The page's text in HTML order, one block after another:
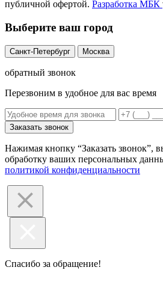
публичной офертой. Разработка МБК
Выберите ваш город
Санкт-Петербург Москва
обратный звонок
Перезвоним в удобное для вас время
Заказать звонок
Нажимая кнопку “Заказать звонок”,
обработку ваших персональных
политикой конфиденциальности
Спасибо за обращение!